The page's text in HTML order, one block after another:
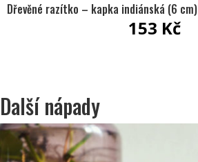
Dřevěné razítko – kapka indiánská (6 cm)
153 Kč
Další nápady